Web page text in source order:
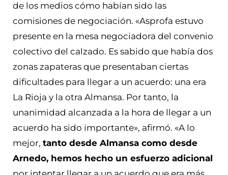
de los medios cómo habían sido las
comisiones de negociación. «Asprofa estuvo
presente en la mesa negociadora del convenio
colectivo del calzado. Es sabido que había dos
zonas zapateras que presentaban ciertas
dificultades para llegar a un acuerdo: una era
La Rioja y la otra Almansa. Por tanto, la
unanimidad alcanzada a la hora de llegar a un
acuerdo ha sido importante», afirmó. «A lo
mejor, tanto desde Almansa como desde
Arnedo, hemos hecho un esfuerzo adicional